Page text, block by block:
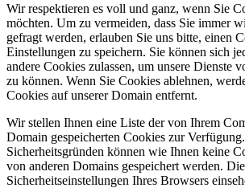
Wir respektieren es voll und ganz, wenn Sie
möchten. Um zu vermeiden, dass Sie immer
gefragt werden, erlauben Sie uns bitte, einen
Einstellungen zu speichern. Sie können sich
andere Cookies zulassen, um unsere Dienste
zu können. Wenn Sie Cookies ablehnen,
Cookies auf unserer Domain entfernt.
Wir stellen Ihnen eine Liste der von Ihrem
Domain gespeicherten Cookies zur
Sicherheitsgründen können wie Ihnen keine
von anderen Domains gespeichert werden.
Sicherheitseinstellungen Ihres Browsers